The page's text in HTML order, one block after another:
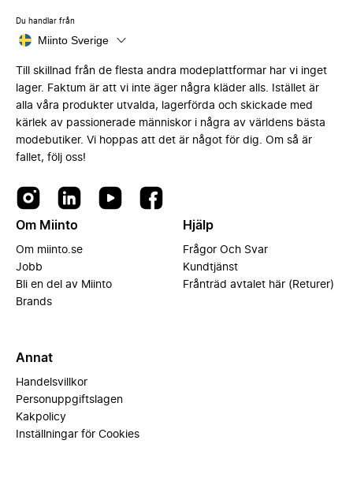
Du handlar från
Miinto Sverige
Till skillnad från de flesta andra modeplattformar har vi inget
lager. Faktum är att vi inte äger några kläder alls. Istället är
alla våra produkter utvalda, lagerförda och skickade med
kärlek av passionerade människor i några av världens bästa
modebutiker. Vi hoppas att det är något för dig. Om så är
fallet, följ oss!
Om Miinto
Om miinto.se
Jobb
Bli en del av Miinto
Brands
Hjälp
Frågor Och Svar
Kundtjänst
Frånträd avtalet här (Returer)
Annat
Handelsvillkor
Personuppgiftslagen
Kakpolicy
Inställningar för Cookies